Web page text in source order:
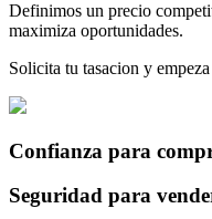
Definimos un precio
maximiza oportunidades.
Solicita tu tasacion y
Confianza para
Seguridad para